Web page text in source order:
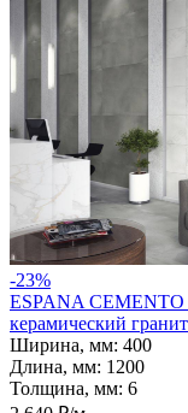
-23%
ESPANA CEMENTO
керамический
Ширина, мм: 400
Длина, мм: 1200
Толщина, мм: 6